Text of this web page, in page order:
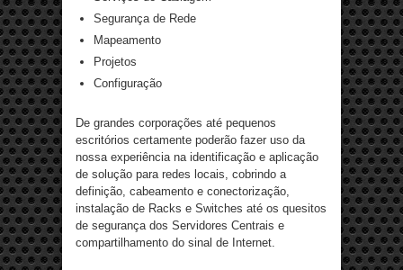
Segurança de Rede
Mapeamento
Projetos
Configuração
De grandes corporações até pequenos
escritórios certamente poderão fazer uso da
nossa experiência na identificação e aplicação
de solução para redes locais, cobrindo a
definição, cabeamento e conectorização,
instalação de Racks e Switches até os quesitos
de segurança dos Servidores Centrais e
compartilhamento do sinal de Internet.